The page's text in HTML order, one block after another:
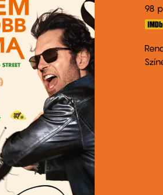
98